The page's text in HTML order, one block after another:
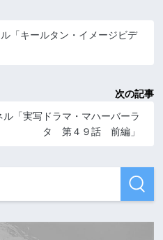
「キールタン・イメージビデ
次の記事
「実写ドラマ・マハーバーラ
タ 第４９話 前編」